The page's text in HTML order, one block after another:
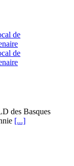
des Basques
[...]